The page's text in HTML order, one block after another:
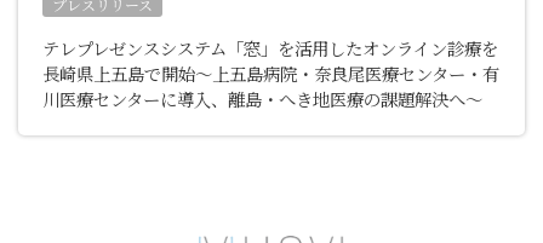
プレスリリース
テレプレゼンスシステム「窓」を活用したオンライン診療を
長崎県上五島で開始～上五島病院・奈良尾医療センター・有
川医療センターに導入、離島・へき地医療の課題解決へ～